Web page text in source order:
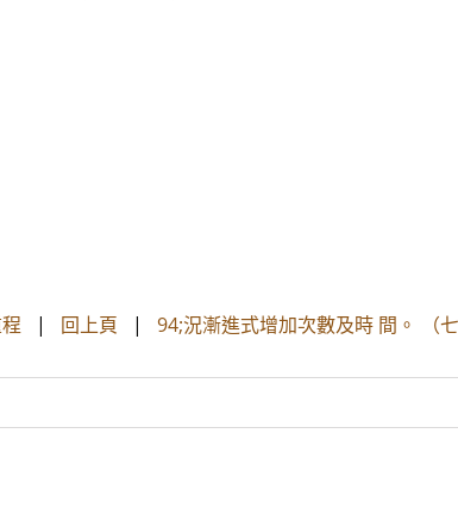
| 回上頁 | 94;況漸進式增加次數及時 間。 （